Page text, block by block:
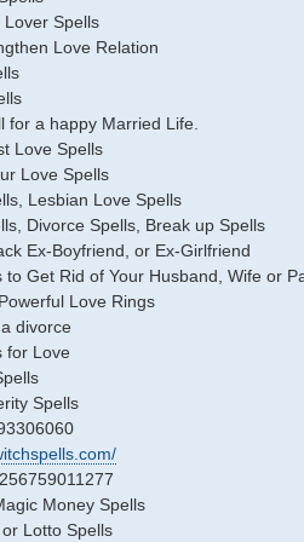
Spells
Love Relation
for a happy Married Life.
Love Spells
Love Spells
Lesbian Love Spells
Divorce Spells, Break up Spells
Ex-Boyfriend, or Ex-Girlfriend
to Get Rid of Your Husband, Wife or
Love Rings
divorce
for Love
Spells
Money Spells
Lotto Spells